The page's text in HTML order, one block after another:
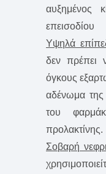
αυξημένος
επεισοδίου
Υψηλά
δεν πρέπει
όγκους
αδένωμα της
του
προλακτίνης.
Σοβαρή